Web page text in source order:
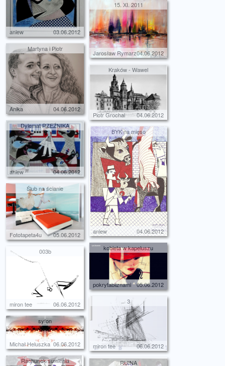
aniew 03.06.2012
15. XI. 2011
Jarosław Rymarz04.06.2012
Martyna i Piotr
Anika 04.06.2012
Kraków - Wawel
Piotr Grochal
04.06.2012
Dylemat RZEŹNIKA
aniew 04.06.2012
BYK na mięso
aniew 04.06.2012
Ślub na ścianie
Fototapeta4u
05.06.2012
kobieta w kapeluszu
pokrytabliznami 05.06.2012
003b
miron tee 06.06.2012 3
miron tee 06.06.2012
syfon
Michał Heluszka 06.06.2012
Rachunek sumienia RUINA